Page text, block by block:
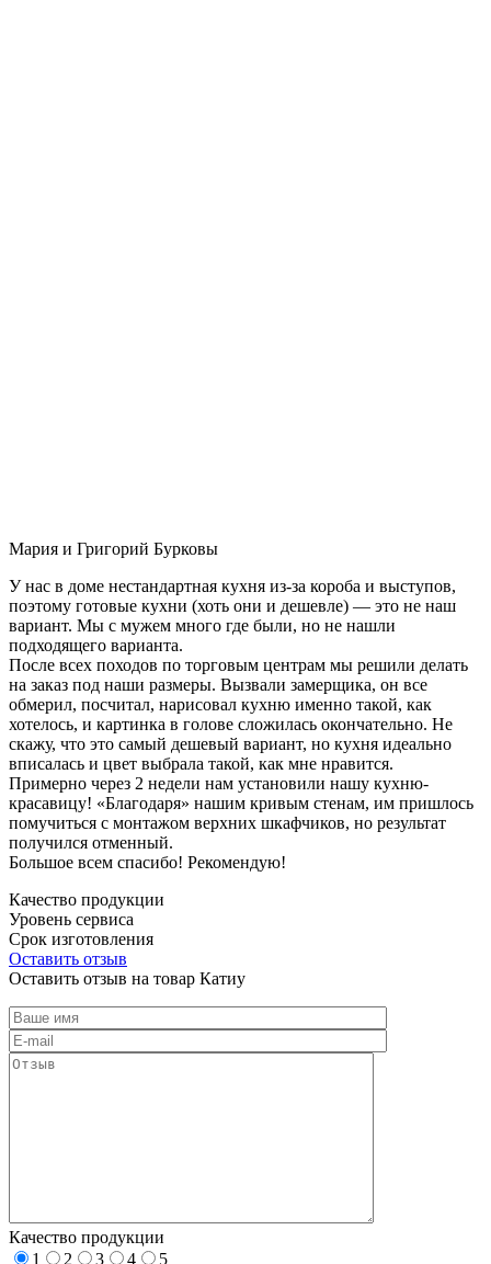
Мария и Григорий Бурковы
У нас в доме нестандартная кухня из-за короба и выступов,
поэтому готовые кухни (хоть они и дешевле) — это не наш
вариант. Мы с мужем много где были, но не нашли
подходящего варианта.
После всех походов по торговым центрам мы решили делать
на заказ под наши размеры. Вызвали замерщика, он все
обмерил, посчитал, нарисовал кухню именно такой, как
хотелось, и картинка в голове сложилась окончательно. Не
скажу, что это самый дешевый вариант, но кухня идеально
вписалась и цвет выбрала такой, как мне нравится.
Примерно через 2 недели нам установили нашу кухню-
красавицу! «Благодаря» нашим кривым стенам, им пришлось
помучиться с монтажом верхних шкафчиков, но результат
получился отменный.
Большое всем спасибо! Рекомендую!
Качество продукции
Уровень сервиса
Срок изготовления
Оставить отзыв
Оставить отзыв на товар Катиу
Качество продукции
1
2 3 4
5